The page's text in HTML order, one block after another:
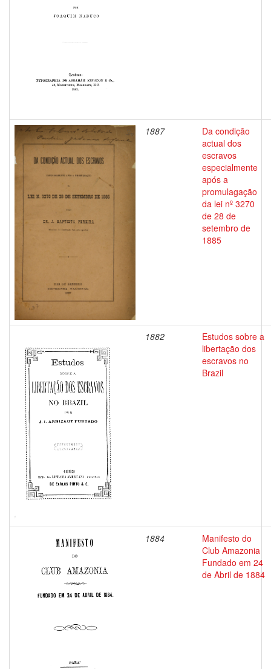
1887
Da condição
actual dos
escravos
especialmente
após a
promulagação
da lei nº 3270
de 28 de
setembro de
1885
1882
Estudos sobre a
libertação dos
escravos no
Brazil
1884
Manifesto do
Club Amazonia
Fundado em 24
de Abril de 1884